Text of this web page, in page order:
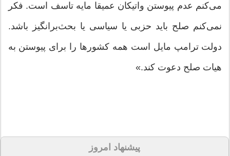
می‌کنم عدم پیوستن واتیکان عمیقا مایه تاسف است. فکر
نمی‌کنم صلح باید حزبی یا سیاسی یا بحث‌برانگیز باشد.
دولت ترامپ مایل است همه کشورها را برای پیوستن به
هیات صلح دعوت کند.»
پیشنهاد امروز